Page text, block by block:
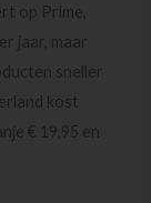
op Prime,
jaar, maar
sneller
kost
€ 19,95 en